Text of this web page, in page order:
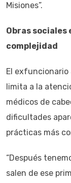
Misiones”.
Obras sociales
complejidad
El exfuncionario
limita a la
médicos de
dificultades
prácticas más
“Después
salen de ese